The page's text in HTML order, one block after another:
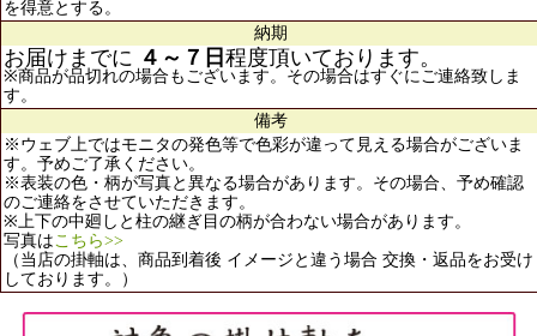
を得意とする。
納期
お届けまでに ４～７日 程度頂いております。
※商品が品切れの場合もございます。その場合はすぐにご連絡致しま
す。
備考
※ウェブ上ではモニタの発色等で色彩が違って見える場合がございま
す。予めご了承ください。
※表装の色・柄が写真と異なる場合があります。その場合、予め確認
のご連絡をさせていただきます。
※上下の中廻しと柱の継ぎ目の柄が合わない場合があります。
写真はこちら>>
（当店の掛軸は、商品到着後 イメージと違う場合 交換・返品をお受け
しております。）